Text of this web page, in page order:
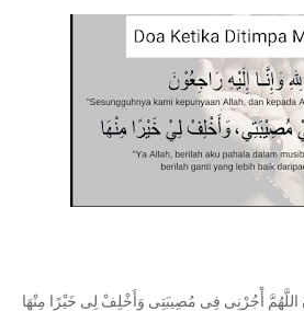
اللَّهُمَّ أْجُرْنِى فِى مُصِيبَتِى وَأَخْلِفْ لِى خَيْرًا مِنْهَا